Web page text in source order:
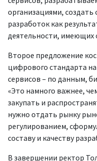
организациями,
разработок как
деятельности, имеющих
Второе предложение
цифрового стандарта
сервисов – по данным,
«Это намного важнее,
закупать и
нужно отдать рынку
регулированием,
составу и качеству
В завершении ректор